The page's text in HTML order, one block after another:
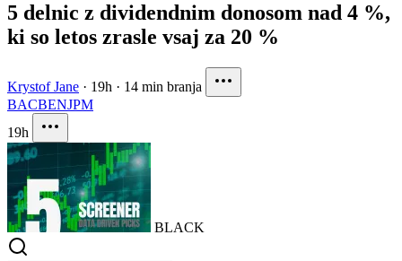
5 delnic z dividendnim donosom nad 4 %,
ki so letos zrasle vsaj za 20 %
Krystof Jane · 19h · 14 min branja
BACBENJPM
19h
BLACK